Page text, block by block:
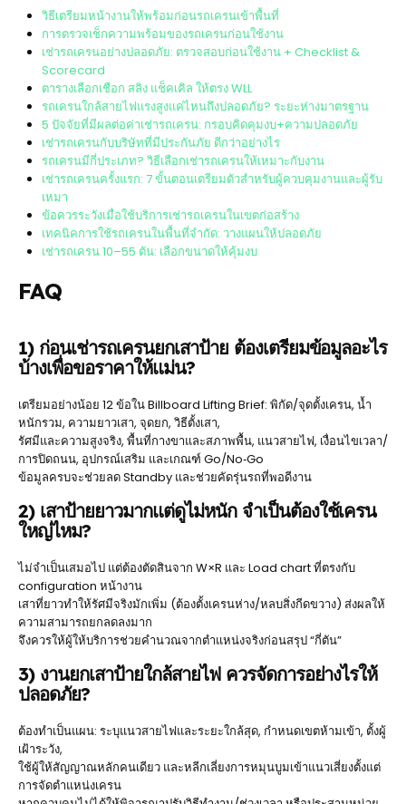
วิธีเตรียมหน้างานให้พร้อมก่อนรถเครนเข้าพื้นที่
การตรวจเช็กความพร้อมของรถเครนก่อนใช้งาน
เช่ารถเครนอย่างปลอดภัย: ตรวจสอบก่อนใช้งาน + Checklist &
Scorecard
ตารางเลือกเชือก สลิง แช็คเคิล ให้ตรง WLL
รถเครนใกล้สายไฟแรงสูงแค่ไหนถึงปลอดภัย? ระยะห่างมาตรฐาน
5 ปัจจัยที่มีผลต่อค่าเช่ารถเครน: กรอบคิดคุมงบ+ความปลอดภัย
เช่ารถเครนกับบริษัทที่มีประกันภัย ดีกว่าอย่างไร
รถเครนมีกี่ประเภท? วิธีเลือกเช่ารถเครนให้เหมาะกับงาน
เช่ารถเครนครั้งแรก: 7 ขั้นตอนเตรียมตัวสำหรับผู้ควบคุมงานและผู้รับ
เหมา
ข้อควรระวังเมื่อใช้บริการเช่ารถเครนในเขตก่อสร้าง
เทคนิคการใช้รถเครนในพื้นที่จำกัด: วางแผนให้ปลอดภัย
เช่ารถเครน 10–55 ตัน: เลือกขนาดให้คุ้มงบ
FAQ
1) ก่อนเช่ารถเครนยกเสาป้าย ต้องเตรียมข้อมูลอะไร
บ้างเพื่อขอราคาให้แม่น?
เตรียมอย่างน้อย 12 ข้อใน Billboard Lifting Brief: พิกัด/จุดตั้งเครน, น้ำ
หนักรวม, ความยาวเสา, จุดยก, วิธีตั้งเสา,
รัศมีและความสูงจริง, พื้นที่กางขาและสภาพพื้น, แนวสายไฟ, เงื่อนไขเวลา/
การปิดถนน, อุปกรณ์เสริม และเกณฑ์ Go/No‑Go
ข้อมูลครบจะช่วยลด Standby และช่วยคัดรุ่นรถที่พอดีงาน
2) เสาป้ายยาวมากแต่ดูไม่หนัก จำเป็นต้องใช้เครน
ใหญ่ไหม?
ไม่จำเป็นเสมอไป แต่ต้องตัดสินจาก W×R และ Load chart ที่ตรงกับ
configuration หน้างาน
เสาที่ยาวทำให้รัศมีจริงมักเพิ่ม (ต้องตั้งเครนห่าง/หลบสิ่งกีดขวาง) ส่งผลให้
ความสามารถยกลดลงมาก
จึงควรให้ผู้ให้บริการช่วยคำนวณจากตำแหน่งจริงก่อนสรุป “กี่ตัน”
3) งานยกเสาป้ายใกล้สายไฟ ควรจัดการอย่างไรให้
ปลอดภัย?
ต้องทำเป็นแผน: ระบุแนวสายไฟและระยะใกล้สุด, กำหนดเขตห้ามเข้า, ตั้งผู้
เฝ้าระวัง,
ใช้ผู้ให้สัญญาณหลักคนเดียว และหลีกเลี่ยงการหมุนบูมเข้าแนวเสี่ยงตั้งแต่
การจัดตำแหน่งเครน